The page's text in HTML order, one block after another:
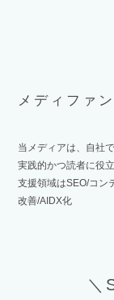
メディファ
当メディアは、自社
実践的かつ読者に役
支援領域はSEO/コン
改善/AIDX化
＼